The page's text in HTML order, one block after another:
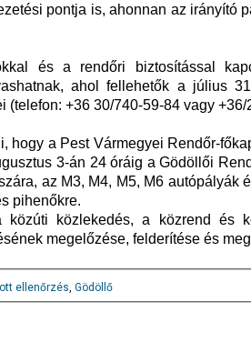
pontja is, ahonnan az irányító
és a rendőri biztosítással
ahol fellehetők a július
(telefon: +36 30/740-59-84 vagy
hogy a Pest Vármegyei Rendőr-
3-án 24 óráig a Gödöllői
az M3, M4, M5, M6 autópályák
pihenőkre.
közlekedés, a közrend és
megelőzése, felderítése és
ellenőrzés, Gödöllő